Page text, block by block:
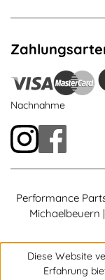
Nachnahme
Performance
Michaelbeuern |
Diese Website
Erfahrung